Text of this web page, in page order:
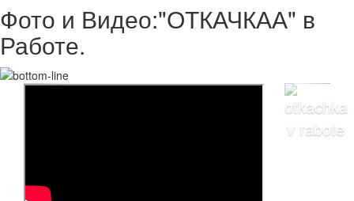
Фото и Видео:"ОТКАЧКАА" в
Работе.